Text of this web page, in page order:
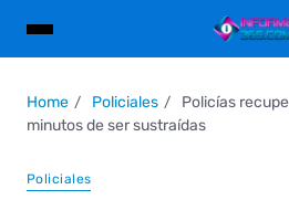
Home Policiales
Policías
minutos de ser sustraídas
Policiales